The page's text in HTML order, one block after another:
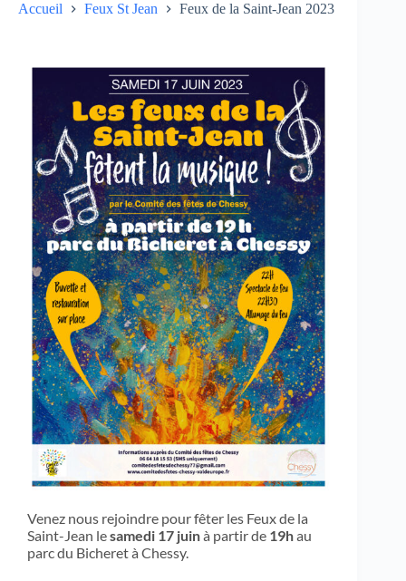
Accueil Feux St Jean Feux de la Saint-Jean 2023
Venez nous rejoindre pour fêter les Feux de la
Saint-Jean lesamedi 17 juinà partir de 19hau
parc du Bicheret à Chessy.